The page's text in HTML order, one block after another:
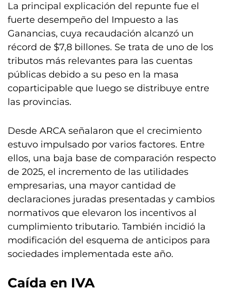
La principal explicación del repunte fue el
fuerte desempeño del Impuesto a las
Ganancias, cuya recaudación alcanzó un
récord de $7,8 billones. Se trata de uno de los
tributos más relevantes para las cuentas
públicas debido a su peso en la masa
coparticipable que luego se distribuye entre
las provincias.
Desde ARCA señalaron que el crecimiento
estuvo impulsado por varios factores. Entre
ellos, una baja base de comparación respecto
de 2025, el incremento de las utilidades
empresarias, una mayor cantidad de
declaraciones juradas presentadas y cambios
normativos que elevaron los incentivos al
cumplimiento tributario. También incidió la
modificación del esquema de anticipos para
sociedades implementada este año.
Caída en IVA